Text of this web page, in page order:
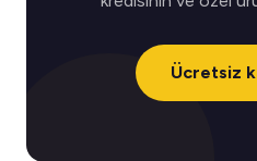
Ücretsiz